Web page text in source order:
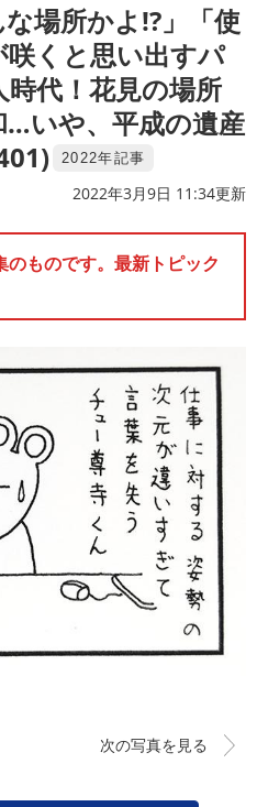
な場所かよ!?」「使
咲くと思い出すパ
代！花見の場所
…いや、平成の遺産
2022年記事
2022年3月9日 11:34更新
ものです。最新トピック
次の写真を見る